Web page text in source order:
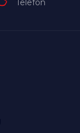
Telefon